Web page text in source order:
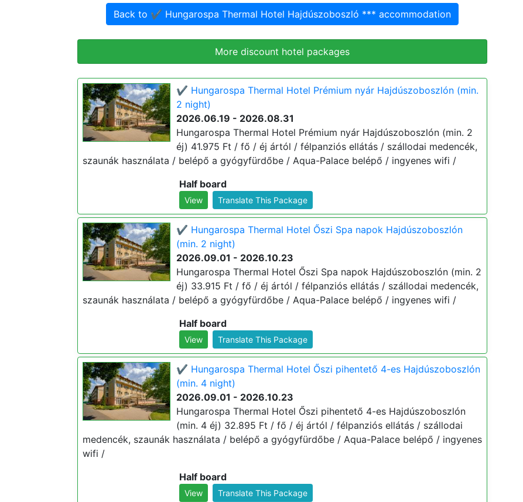
Back to ✔️ Hungarospa Thermal Hotel Hajdúszoboszló *** accommodation
More discount hotel packages
✔️ Hungarospa Thermal Hotel Prémium nyár Hajdúszoboszlón (min.
2 night)
2026.06.19 - 2026.08.31
Hungarospa Thermal Hotel Prémium nyár Hajdúszoboszlón (min. 2
éj) 41.975 Ft / fő / éj ártól / félpanziós ellátás / szállodai medencék,
szaunák használata / belépő a gyógyfürdőbe / Aqua-Palace belépő / ingyenes wifi /
Half board
View Translate This Package
✔️ Hungarospa Thermal Hotel Őszi Spa napok Hajdúszoboszlón
(min. 2 night)
2026.09.01 - 2026.10.23
Hungarospa Thermal Hotel Őszi Spa napok Hajdúszoboszlón (min. 2
éj) 33.915 Ft / fő / éj ártól / félpanziós ellátás / szállodai medencék,
szaunák használata / belépő a gyógyfürdőbe / Aqua-Palace belépő / ingyenes wifi /
Half board
View Translate This Package
✔️ Hungarospa Thermal Hotel Őszi pihentető 4-es Hajdúszoboszlón
(min. 4 night)
2026.09.01 - 2026.10.23
Hungarospa Thermal Hotel Őszi pihentető 4-es Hajdúszoboszlón
(min. 4 éj) 32.895 Ft / fő / éj ártól / félpanziós ellátás / szállodai
medencék, szaunák használata / belépő a gyógyfürdőbe / Aqua-Palace belépő / ingyenes
wifi /
Half board
View Translate This Package